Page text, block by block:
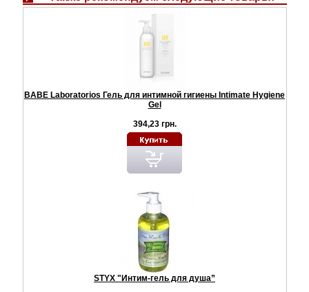
BABE Laboratorios Гель для интимной гигиены Intimate Hygiene
Gel
394,23 грн.
STYX "Интим-гель для душа”